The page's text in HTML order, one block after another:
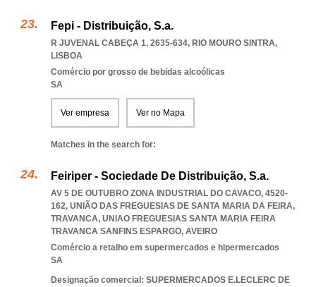
Fepi - Distribuição, S.a.
R JUVENAL CABEÇA 1, 2635-634, RIO MOURO SINTRA,
LISBOA
Comércio por grosso de bebidas alcoólicas
SA
Ver empresa Ver no Mapa
Matches in the search for:
Feiriper - Sociedade De Distribuição, S.a.
AV 5 DE OUTUBRO ZONA INDUSTRIAL DO CAVACO, 4520-
162, UNIÃO DAS FREGUESIAS DE SANTA MARIA DA FEIRA,
TRAVANCA, UNIAO FREGUESIAS SANTA MARIA FEIRA
TRAVANCA SANFINS ESPARGO, AVEIRO
Comércio a retalho em supermercados e hipermercados
SA
Designação comercial: SUPERMERCADOS E.LECLERC DE